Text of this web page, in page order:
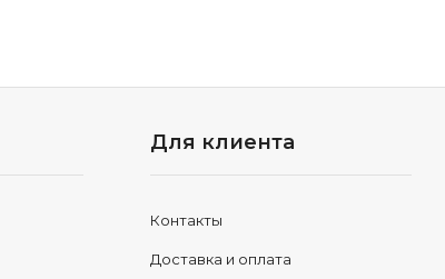
Для клиента
Контакты
Доставка и оплата